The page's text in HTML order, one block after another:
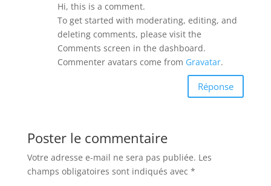
Hi, this is a comment.
To get started with moderating, editing, and
deleting comments, please visit the
Comments screen in the dashboard.
Commenter avatars come from Gravatar.
Réponse
Poster le commentaire
Votre adresse e-mail ne sera pas publiée. Les
champs obligatoires sont indiqués avec *